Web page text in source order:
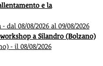
e la
08/08/2026 al 09/08/2026
a Silandro (Bolzano)
- il 08/08/2026